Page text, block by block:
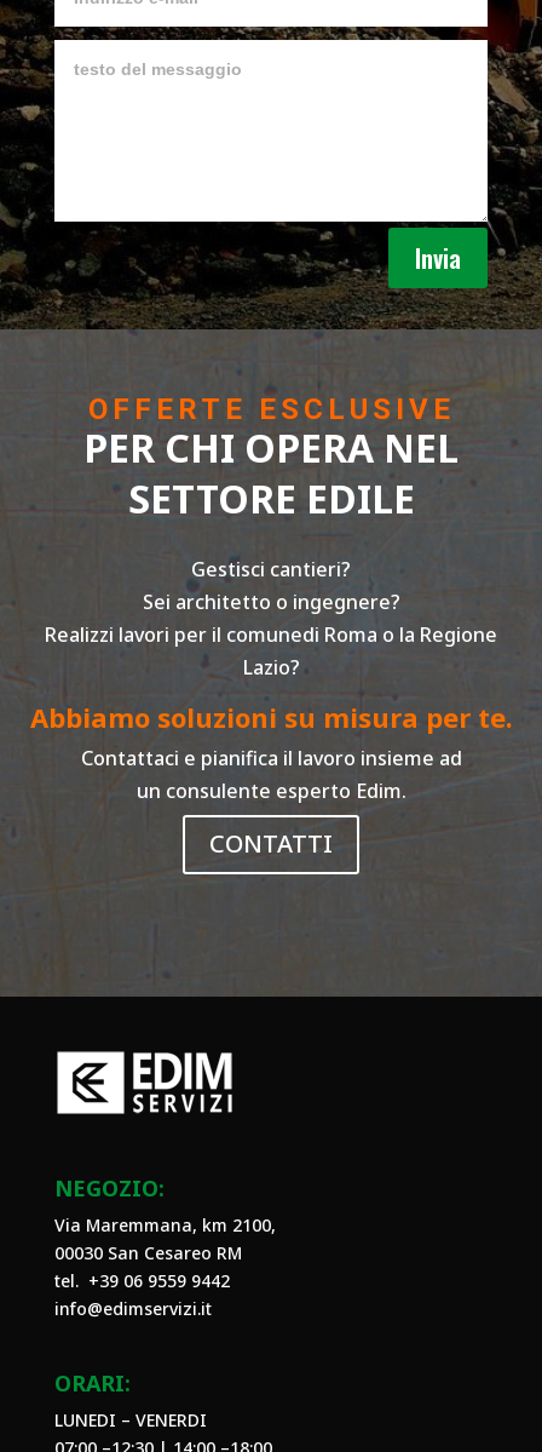
Invia
OFFERTE ESCLUSIVE
PER CHI OPERA NEL
SETTORE EDILE
Gestisci cantieri?
Sei architetto o ingegnere?
Realizzi lavori per il comunedi Roma o la Regione
Lazio?
Abbiamo soluzioni su misura per te.
Contattaci e pianifica il lavoro insieme ad
un consulente esperto Edim.
CONTATTI
NEGOZIO:
Via Maremmana, km 2100,
00030 San Cesareo RM
tel. +39 06 9559 9442
info@edimservizi.it
ORARI:
LUNEDI – VENERDI